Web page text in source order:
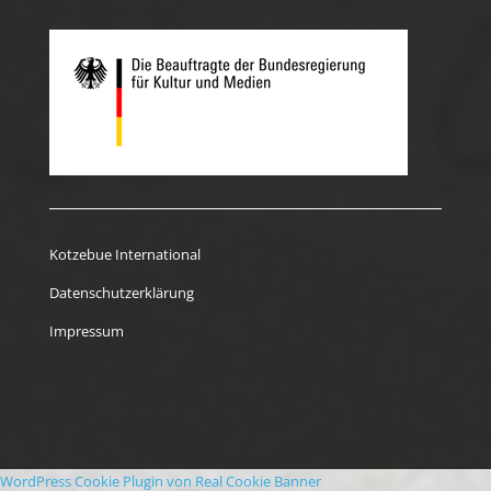
Kotzebue International
Datenschutzerklärung
Impressum
WordPress Cookie Plugin von Real Cookie Banner